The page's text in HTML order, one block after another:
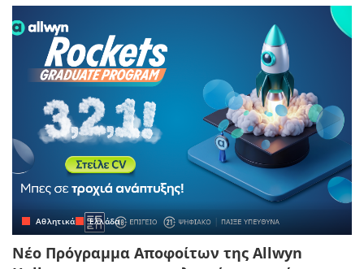
Αθλητικά Ελλάδα
Νέο Πρόγραμμα Αποφοίτων της Allwyn